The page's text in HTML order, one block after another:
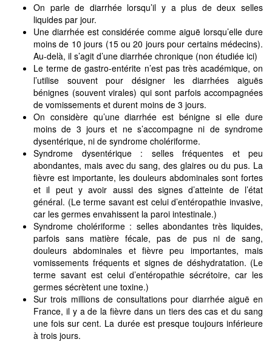
On parle de diarrhée lorsqu’il y a plus de deux selles
liquides par jour.
Une diarrhée est considérée comme aiguë lorsqu’elle dure
moins de 10 jours (15 ou 20 jours pour certains médecins).
Au-delà, il s’agit d’une diarrhée chronique (non étudiée ici)
Le terme de gastro-entérite n’est pas très académique, on
l’utilise souvent pour désigner les diarrhées aiguës
bénignes (souvent virales) qui sont parfois accompagnées
de vomissements et durent moins de 3 jours.
On considère qu’une diarrhée est bénigne si elle dure
moins de 3 jours et ne s’accompagne ni de syndrome
dysentérique, ni de syndrome cholériforme.
Syndrome dysentérique : selles fréquentes et peu
abondantes, mais avec du sang, des glaires ou du pus. La
fièvre est importante, les douleurs abdominales sont fortes
et il peut y avoir aussi des signes d’atteinte de l’état
général. (Le terme savant est celui d’entéropathie invasive,
car les germes envahissent la paroi intestinale.)
Syndrome cholériforme : selles abondantes très liquides,
parfois sans matière fécale, pas de pus ni de sang,
douleurs abdominales et fièvre peu importantes, mais
vomissements fréquents et signes de déshydratation. (Le
terme savant est celui d’entéropathie sécrétoire, car les
germes sécrètent une toxine.)
Sur trois millions de consultations pour diarrhée aiguë en
France, il y a de la fièvre dans un tiers des cas et du sang
une fois sur cent. La durée est presque toujours inférieure
à trois jours.